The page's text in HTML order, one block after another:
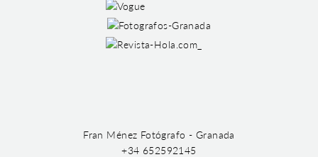
Fran Ménez Fotógrafo - Granada
+34 652592145